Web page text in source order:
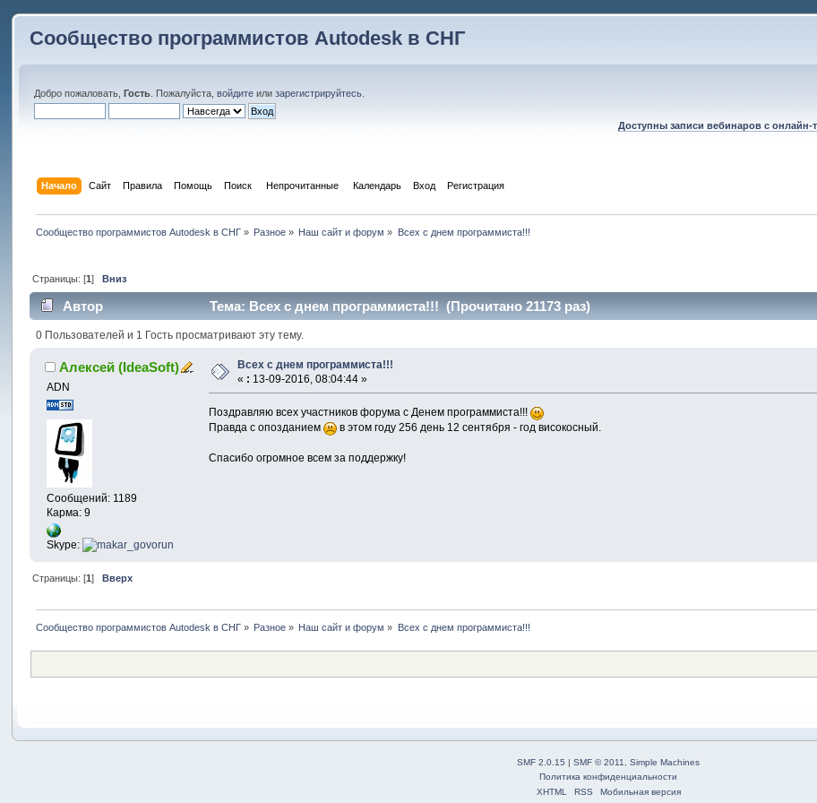
Сообщество программистов Autodesk в СНГ
Добро пожаловать,Гость . Пожалуйста,войдите илизарегистрируйтесь
Доступны записи вебинаров с
Начало Сайт Правила Помощь Поиск Непрочитанные Календарь Вход Регистрация
Сообщество программистов Autodesk в СНГ» Разное » Наш сайт и форум » Всех с днем программиста!!!
Страницы: [1] Вниз
Автор Тема: Всех с днем программиста!!! (Прочитано 21173 раз)
0 Пользователей и 1 Гость просматривают эту тему.
Алексей (IdeaSoft)
ADN
Сообщений: 1189
Карма: 9
Skype:
Всех с днем программиста!!!
« : 13-09-2016, 08:04:44 »
Поздравляю всех участников форума с Денем программиста!!!
Правда с опозданием
в этом году 256 день 12 сентября - год високосный.
Спасибо огромное всем за поддержку!
Страницы: [1] Вверх
Сообщество программистов Autodesk в СНГ» Разное » Наш сайт и форум » Всех с днем программиста!!!
SMF 2.0.15 |SMF © 2011 ,Simple Machines
Политика конфиденциальности
XHTML
RSS Мобильная версия